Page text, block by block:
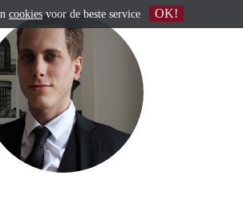
cookiesvoor de beste service OK!